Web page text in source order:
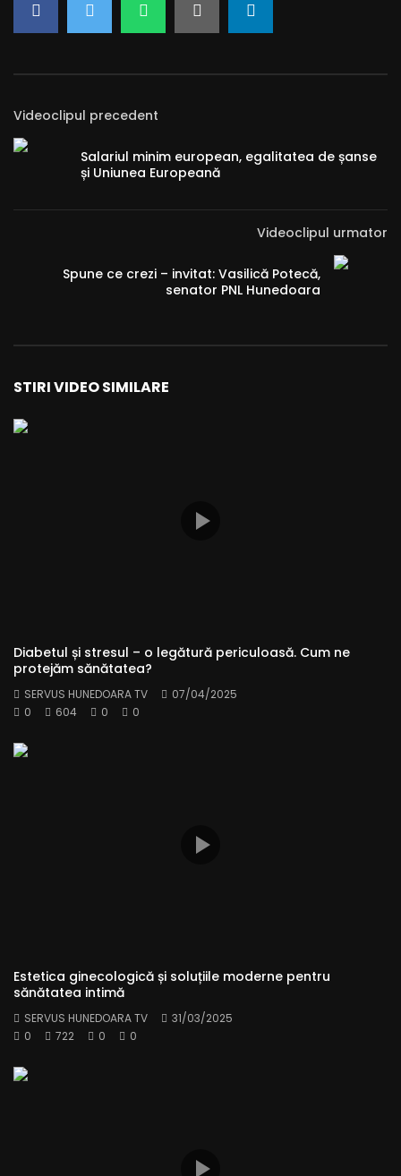
Videoclipul precedent
Salariul minim european, egalitatea de șanse
și Uniunea Europeană
Videoclipul urmator
Spune ce crezi – invitat: Vasilică Potecă,
senator PNL Hunedoara
STIRI VIDEO SIMILARE
Diabetul și stresul – o legătură periculoasă. Cum ne
protejăm sănătatea?
SERVUS HUNEDOARA TV
07/04/2025
0
604 0 0
Estetica ginecologică și soluțiile moderne pentru
sănătatea intimă
SERVUS HUNEDOARA TV
31/03/2025
0
722 0 0